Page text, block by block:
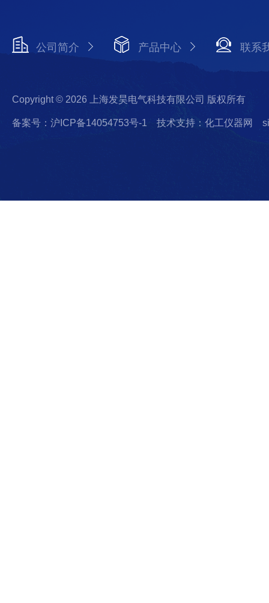
公司简介 产品中心 联系
Copyright © 2026 上海发昊电气科技有限公司 版权所有
备案号：沪ICP备14054753号-1 技术支持：化工仪器网